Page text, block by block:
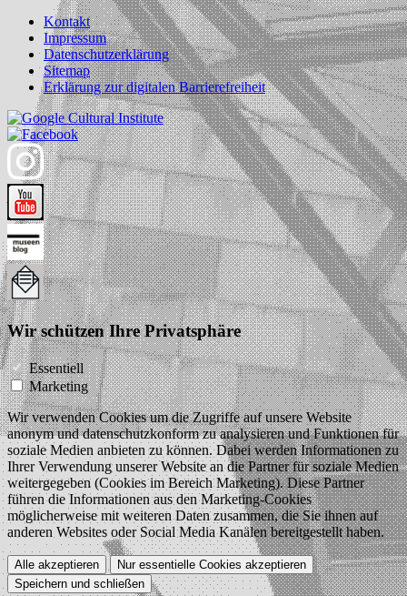
Kontakt
Impressum
Datenschutzerklärung
Sitemap
Erklärung zur digitalen Barrierefreiheit
Wir schützen Ihre Privatsphäre
Essentiell
Marketing
Wir verwenden Cookies um die Zugriffe auf unsere Website
anonym und datenschutzkonform zu analysieren und Funktionen für
soziale Medien anbieten zu können. Dabei werden Informationen zu
Ihrer Verwendung unserer Website an die Partner für soziale Medien
weitergegeben (Cookies im Bereich Marketing). Diese Partner
führen die Informationen aus den Marketing-Cookies
möglicherweise mit weiteren Daten zusammen, die Sie ihnen auf
anderen Websites oder Social Media Kanälen bereitgestellt haben.
Alle akzeptieren
Nur essentielle Cookies akzeptieren
Speichern und schließen